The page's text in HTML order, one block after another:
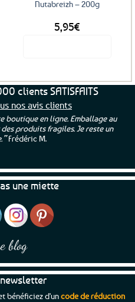
Nutabreizh – 200g
5,95€
clients SATISFAITS
nos avis clients
boutique en ligne. Emballage au
produits fragiles. Je reste un
Frédéric M.
une miette
blog
bénéficiez d'uncode de réduction